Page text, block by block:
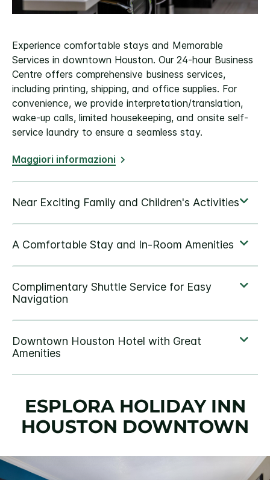
Experience comfortable stays and Memorable
Services in downtown Houston. Our 24-hour Business
Centre offers comprehensive business services,
including printing, shipping, and office supplies. For
convenience, we provide interpretation/translation,
wake-up calls, limited housekeeping, and onsite self-
service laundry to ensure a seamless stay.
Maggiori informazioni
ESPLORA HOLIDAY INN
HOUSTON DOWNTOWN